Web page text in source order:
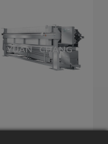
English (US)